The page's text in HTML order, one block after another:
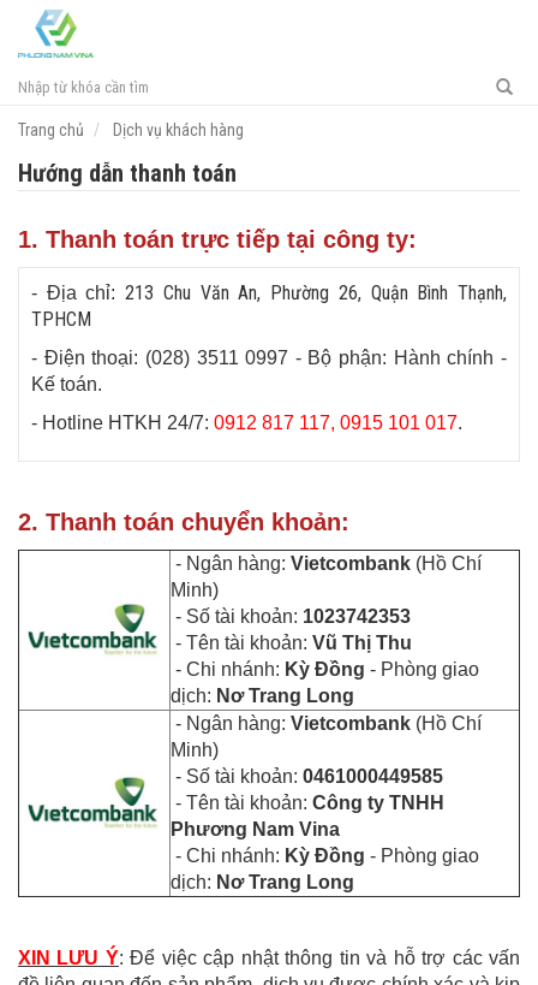
Trang chủ Dịch vụ khách hàng
Hướng dẫn thanh toán
1. Thanh toán trực tiếp tại công ty:
- Địa chỉ:213 Chu Văn An, Phường 26, Quận Bình Thạnh,
TPHCM
- Điện thoại: (028) 3511 0997 - Bộ phận: Hành chính -
Kế toán.
- Hotline HTKH 24/7: 0912 817 117, 0915 101 017.​
2. Thanh toán chuyển khoản:
- Ngân hàng: Vietcombank (Hồ Chí
Minh)
- Số tài khoản: 1023742353
- Tên tài khoản: Vũ Thị Thu
- Chi nhánh: Kỳ Đồng - Phòng giao
dịch: Nơ Trang Long
- Ngân hàng: Vietcombank (Hồ Chí
Minh)
- Số tài khoản: 0461000449585
- Tên tài khoản: Công ty TNHH
Phương Nam Vina
- Chi nhánh: Kỳ Đồng - Phòng giao
dịch: Nơ Trang Long
XIN LƯU Ý: Để việc cập nhật thông tin và hỗ trợ các vấn